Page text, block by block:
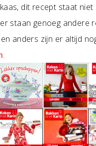
dit recept staat niet
staan genoeg andere
anders zijn er altijd
.